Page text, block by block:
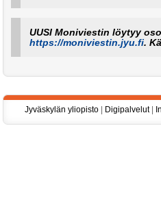
UUSI Moniviestin löytyy
https://moniviestin.jyu.fi.
Jyväskylän yliopisto| Digipalvelut|